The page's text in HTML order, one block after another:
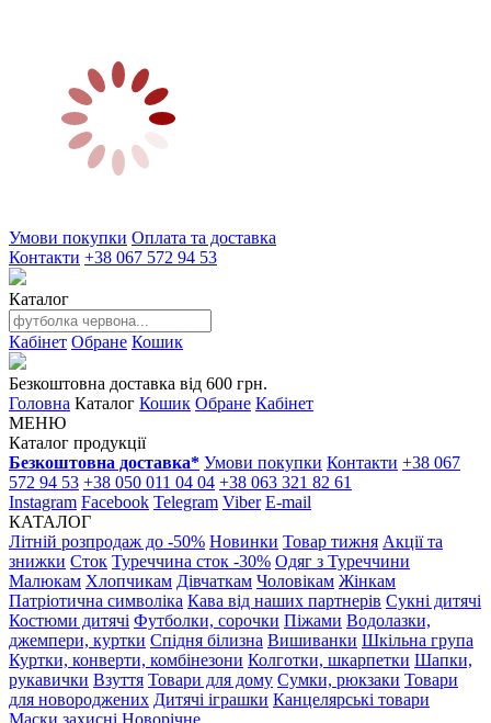
Умови покупки Оплата та доставка
Контакти +38 067 572 94 53
Каталог
Кабінет Обране Кошик
Безкоштовна доставка від 600 грн.
Головна Каталог Кошик Обране Кабінет
МЕНЮ
Каталог продукції
Безкоштовна доставка* Умови покупки Контакти +38 067
572 94 53 +38 050 011 04 04 +38 063 321 82 61
Instagram Facebook Telegram Viber E-mail
КАТАЛОГ
Літній розпродаж до -50% Новинки Товар тижня Акції та
знижки Сток Туреччина сток -30% Одяг з Туреччини
Малюкам Хлопчикам Дівчаткам Чоловікам Жінкам
Патріотична символіка Кава від наших партнерів Сукні дитячі
Костюми дитячі Футболки, сорочки Піжами Водолазки,
джемпери, куртки Спідня білизна Вишиванки Шкільна група
Куртки, конверти, комбінезони Колготки, шкарпетки Шапки,
рукавички Взуття Товари для дому Сумки, рюкзаки Товари
для новороджених Дитячі іграшки Канцелярські товари
Маски захисні Новорічне